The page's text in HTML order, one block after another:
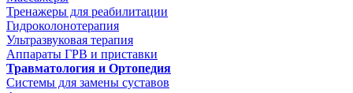
Тренажеры для реабилитации
Гидроколонотерапия
Ультразвуковая терапия
Аппараты ГРВ и приставки
Травматология и Ортопедия
Системы для замены суставов